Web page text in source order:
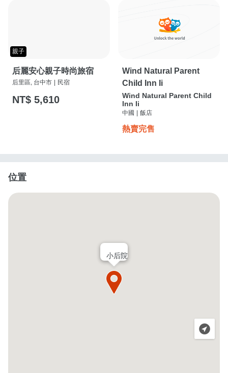
親子
后麗安心親子時尚旅宿
后里區, 台中市 民宿
NT$ 5,610
Wind Natural Parent
Child Inn Ii
Wind Natural Parent Child
Inn Ii
中國 飯店
熱賣完售
位置
小后院